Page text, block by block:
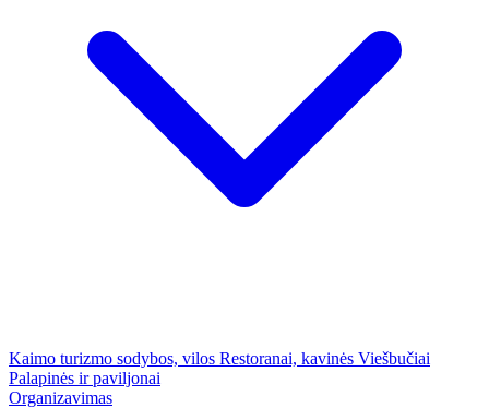
Kaimo turizmo sodybos, vilos Restoranai, kavinės Viešbučiai
Palapinės ir paviljonai
Organizavimas